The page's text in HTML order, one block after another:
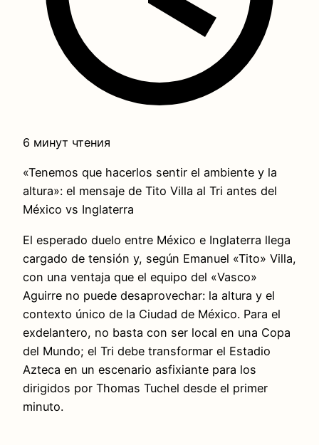
6 минут чтения
«Tenemos que hacerlos sentir el ambiente y la
altura»: el mensaje de Tito Villa al Tri antes del
México vs Inglaterra
El esperado duelo entre México e Inglaterra llega
cargado de tensión y, según Emanuel «Tito» Villa,
con una ventaja que el equipo del «Vasco»
Aguirre no puede desaprovechar: la altura y el
contexto único de la Ciudad de México. Para el
exdelantero, no basta con ser local en una Copa
del Mundo; el Tri debe transformar el Estadio
Azteca en un escenario asfixiante para los
dirigidos por Thomas Tuchel desde el primer
minuto.